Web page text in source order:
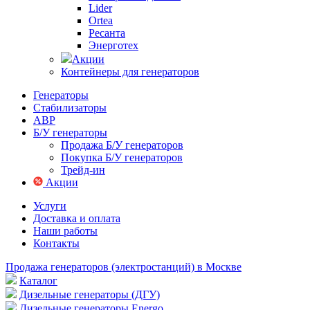
Lider
Ortea
Ресанта
Энерготех
Акции
Контейнеры для генераторов
Генераторы
Стабилизаторы
АВР
Б/У генераторы
Продажа Б/У генераторов
Покупка Б/У генераторов
Трейд-ин
Акции
Услуги
Доставка и оплата
Наши работы
Контакты
Продажа генераторов (электростанций) в Москве
Каталог
Дизельные генераторы (ДГУ)